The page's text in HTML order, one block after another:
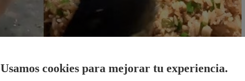
Usamos cookies para mejorar tu experiencia.